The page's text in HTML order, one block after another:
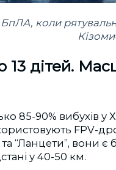
коли
дітей.
85-90% вибухів у
FPV-
та “Ланцети”, вони
у 40-50 км.